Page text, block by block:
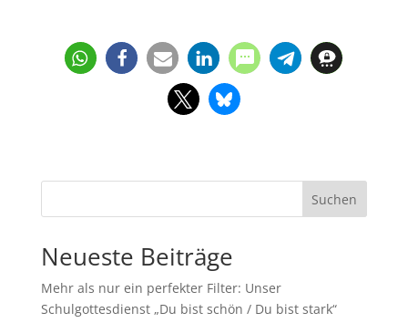
Suchen
Neueste Beiträge
Mehr als nur ein perfekter Filter: Unser
Schulgottesdienst „Du bist schön / Du bist stark“